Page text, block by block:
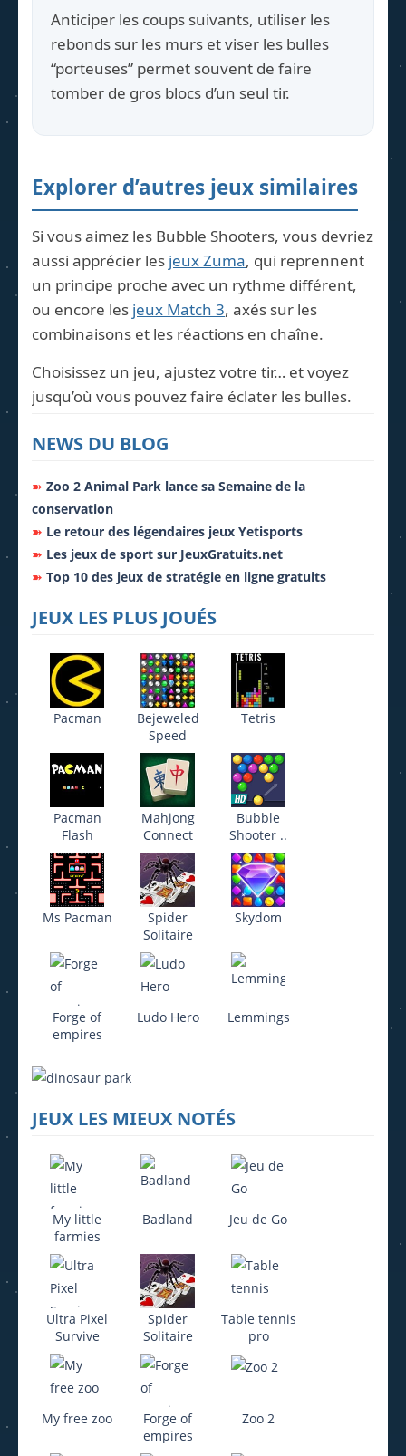
Anticiper les coups suivants, utiliser les
rebonds sur les murs et viser les bulles
“porteuses” permet souvent de faire
tomber de gros blocs d’un seul tir.
Explorer d’autres jeux similaires
Si vous aimez les Bubble Shooters, vous devriez
aussi apprécier les jeux Zuma, qui reprennent
un principe proche avec un rythme différent,
ou encore les jeux Match 3, axés sur les
combinaisons et les réactions en chaîne.
Choisissez un jeu, ajustez votre tir… et voyez
jusqu’où vous pouvez faire éclater les bulles.
NEWS DU BLOG
➽ Zoo 2 Animal Park lance sa Semaine de la
conservation
➽ Le retour des légendaires jeux Yetisports
➽ Les jeux de sport sur JeuxGratuits.net
➽ Top 10 des jeux de stratégie en ligne gratuits
JEUX LES PLUS JOUÉS
Pacman
Bejeweled
Speed
Tetris
Pacman
Flash
Mahjong
Connect
Bubble
Shooter ..
Ms Pacman
Spider
Solitaire
Skydom
Forge of
empires
Ludo Hero Lemmings
JEUX LES MIEUX NOTÉS
My little
farmies
Badland Jeu de Go
Ultra Pixel
Survive
Spider
Solitaire
Table tennis
pro
My free zoo
Forge of
empires
Zoo 2